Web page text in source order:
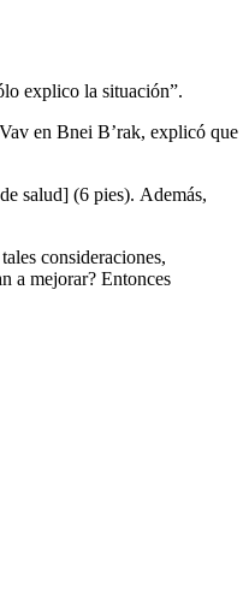
explico la situación”.
en Bnei B’rak, explicó que
salud] (6 pies). Además,
consideraciones,
a mejorar? Entonces